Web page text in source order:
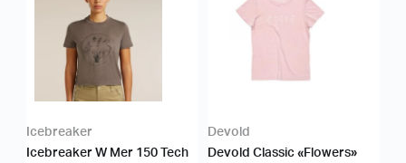
Icebreaker
Icebreaker W Mer 150 Tech
Devold
Devold Classic «Flowers»